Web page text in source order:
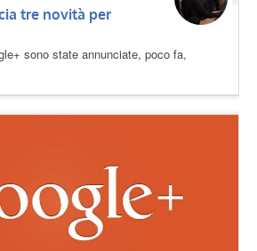
tre novità per
sono state annunciate, poco fa,